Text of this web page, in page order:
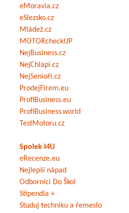
eMoravia.cz
eSlezsko.cz
Mládež.cz
MOTORcheckUP
NejBusiness.cz
NejChlapi.cz
NejSenioři.cz
ProdejFirem.eu
ProfiBusiness.eu
ProfiBusiness.world
TestMotoru.cz
Spolek I4U
eRecenze.eu
Nejlepší nápad
Odborníci Do Škol
Stipendia +
Studuj techniku a řemeslo